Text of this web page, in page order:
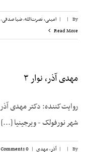
By
|
| امینی، نصرت‌الله,ضیا صدقی,
Read More
مهدی آذر، نوار ۳
شهر نورفولک - ویرجینیا [...]
By
|
| آذر، مهدی |
0 Comments